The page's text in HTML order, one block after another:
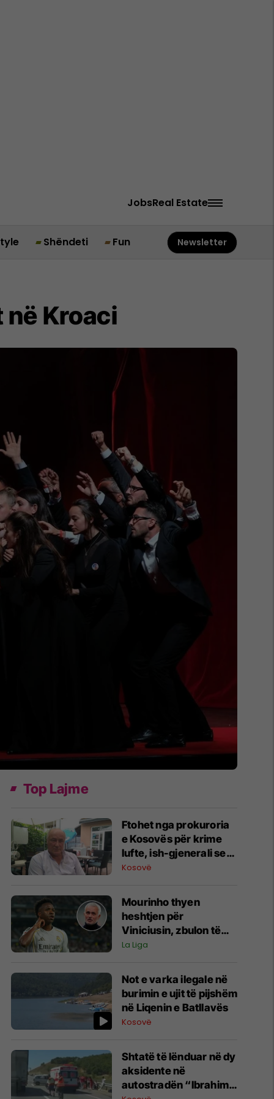
JobsReal Estate
Shëndeti Fun Newsletter
në Kroaci
Top Lajme
Ftohet nga prokuroria
e Kosovës për krime
lufte, ish-gjenerali serb
thotë se dikush e
Kosovë
Mourinho thyen
heshtjen për
Viniciusin, zbulon të
ardhmen e brazilianit
La Liga
Not e varka ilegale në
burimin e ujit të pijshëm
në Liqenin e Batllavës
Kosovë
Shtatë të lënduar në dy
aksidente në
autostradën “Ibrahim